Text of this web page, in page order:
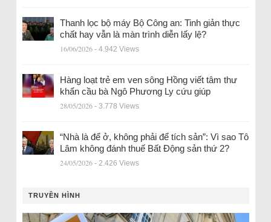
Thanh lọc bộ máy Bộ Công an: Tinh giản thực
chất hay vẫn là màn trình diễn lấy lệ?
16/06/2026 - 4.942 Views
Hàng loạt trẻ em ven sông Hồng viết tâm thư
khẩn cầu bà Ngô Phương Ly cứu giúp
28/05/2026 - 3.778 Views
“Nhà là để ở, không phải để tích sản”: Vì sao Tô
Lâm không đánh thuế Bất Động sản thứ 2?
24/05/2026 - 2.426 Views
TRUYỀN HÌNH